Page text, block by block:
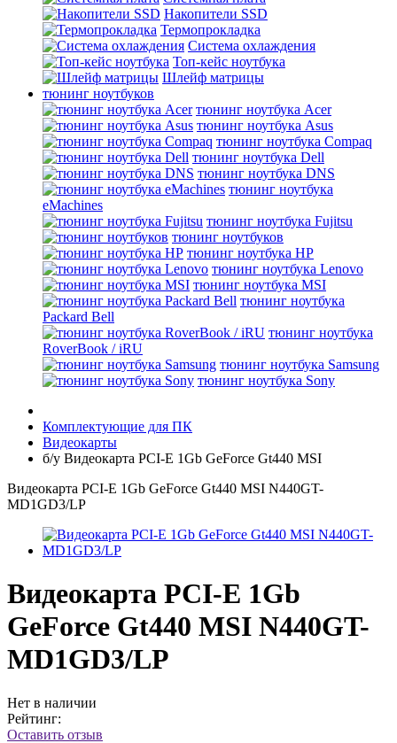
Накопители SSD
Термопрокладка
Система охлаждения
Топ-кейс ноутбука
Шлейф матрицы
тюнинг ноутбуков
тюнинг ноутбука Acer
тюнинг ноутбука Asus
тюнинг ноутбука Compaq
тюнинг ноутбука Dell
тюнинг ноутбука DNS
тюнинг ноутбука
eMachines
тюнинг ноутбука Fujitsu
тюнинг ноутбуков
тюнинг ноутбука HP
тюнинг ноутбука Lenovo
тюнинг ноутбука MSI
тюнинг ноутбука
Packard Bell
тюнинг ноутбука
RoverBook / iRU
тюнинг ноутбука Samsung
тюнинг ноутбука Sony
Комплектующие для ПК
Видеокарты
б/у Видеокарта PCI-E 1Gb GeForce Gt440 MSI
Видеокарта PCI-E 1Gb GeForce Gt440 MSI N440GT-
MD1GD3/LP
Видеокарта PCI-E 1Gb
GeForce Gt440 MSI N440GT-
MD1GD3/LP
Нет в наличии
Рейтинг:
Оставить отзыв